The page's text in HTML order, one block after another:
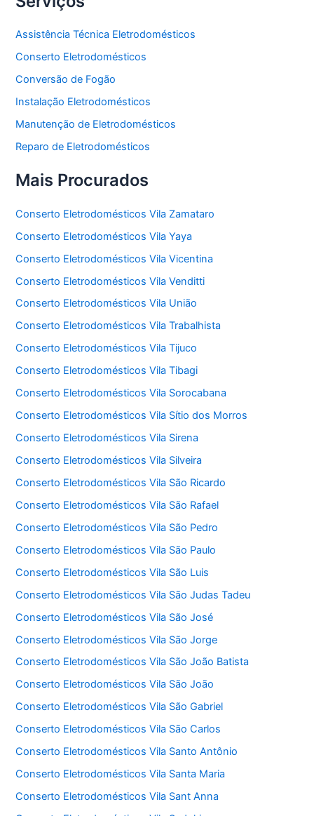
Assistência Técnica Eletrodomésticos
Conserto Eletrodomésticos
Conversão de Fogão
Instalação Eletrodomésticos
Manutenção de Eletrodomésticos
Reparo de Eletrodomésticos
Mais Procurados
Conserto Eletrodomésticos Vila Zamataro
Conserto Eletrodomésticos Vila Yaya
Conserto Eletrodomésticos Vila Vicentina
Conserto Eletrodomésticos Vila Venditti
Conserto Eletrodomésticos Vila União
Conserto Eletrodomésticos Vila Trabalhista
Conserto Eletrodomésticos Vila Tijuco
Conserto Eletrodomésticos Vila Tibagi
Conserto Eletrodomésticos Vila Sorocabana
Conserto Eletrodomésticos Vila Sítio dos Morros
Conserto Eletrodomésticos Vila Sirena
Conserto Eletrodomésticos Vila Silveira
Conserto Eletrodomésticos Vila São Ricardo
Conserto Eletrodomésticos Vila São Rafael
Conserto Eletrodomésticos Vila São Pedro
Conserto Eletrodomésticos Vila São Paulo
Conserto Eletrodomésticos Vila São Luis
Conserto Eletrodomésticos Vila São Judas Tadeu
Conserto Eletrodomésticos Vila São José
Conserto Eletrodomésticos Vila São Jorge
Conserto Eletrodomésticos Vila São João Batista
Conserto Eletrodomésticos Vila São João
Conserto Eletrodomésticos Vila São Gabriel
Conserto Eletrodomésticos Vila São Carlos
Conserto Eletrodomésticos Vila Santo Antônio
Conserto Eletrodomésticos Vila Santa Maria
Conserto Eletrodomésticos Vila Sant Anna